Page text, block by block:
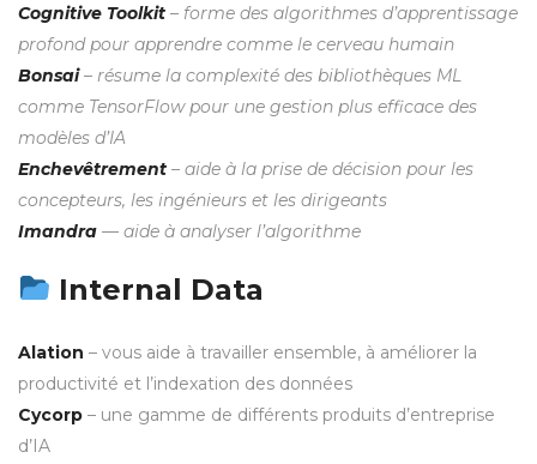
Cognitive Toolkit – forme des algorithmes d’apprentissage
profond pour apprendre comme le cerveau humain
Bonsai– résume la complexité des bibliothèques ML
comme TensorFlow pour une gestion plus efficace des
modèles d’IA
Enchevêtrement – aide à la prise de décision pour les
concepteurs, les ingénieurs et les dirigeants
Imandra — aide à analyser l’algorithme
Internal Data
Alation – vous aide à travailler ensemble, à améliorer la
productivité et l’indexation des données
Cycorp – une gamme de différents produits d’entreprise
d’IA